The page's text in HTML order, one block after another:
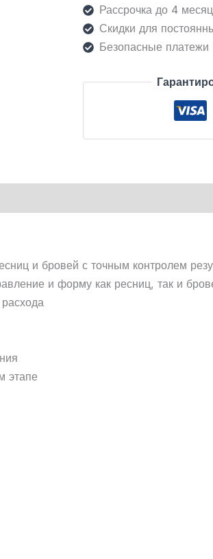
להרמת
ריסים
וגבות
Рассрочка до 4
Скидки для
Безопасные платежи
и бровей с точным контролем
и форму как ресниц, так и
этапе